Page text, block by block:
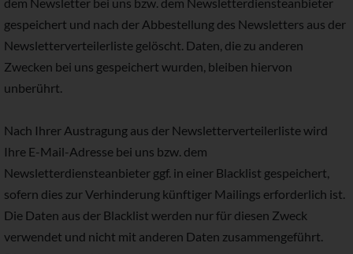
gespeichert und nach der Abbestellung des Newsletters aus der
Newsletterverteilerliste gelöscht. Daten, die zu anderen
Zwecken bei uns gespeichert wurden, bleiben hiervon
unberührt.
Nach Ihrer Austragung aus der Newsletterverteilerliste wird
Ihre E-Mail-Adresse bei uns bzw. dem
Newsletterdiensteanbieter ggf. in einer Blacklist gespeichert,
sofern dies zur Verhinderung künftiger Mailings erforderlich ist.
Die Daten aus der Blacklist werden nur für diesen Zweck
verwendet und nicht mit anderen Daten zusammengeführt.